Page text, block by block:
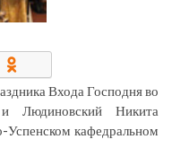
Входа Господня во
Людиновский Никита
Успенском кафедральном